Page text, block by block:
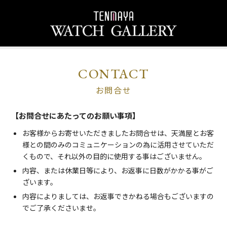
CONTACT
お問合せ
【お問合せにあたってのお願い事項】
お客様からお寄せいただきましたお問合せは、天満屋とお客
様との間のみのコミュニケーションの為に活用させていただ
くもので、それ以外の目的に使用する事はございません。
内容、または休業日等により、お返事に日数がかかる事がご
ざいます。
内容によりましては、お返事できかねる場合もございますの
でご了承くださいませ。